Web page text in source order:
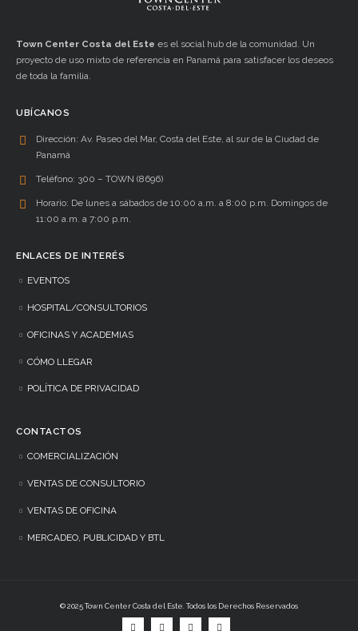
Town Center Costa del Este es el social hub de la comunidad. Un
proyecto de uso mixto de referencia en Panamá para satisfacer los deseos
de toda la familia.
UBÍCANOS
Dirección: Av. Paseo del Mar, Costa del Este, al sur de la Ciudad de
Panamá
Teléfono: 300 – TOWN (8696)
Horario: De lunes a sábados de 10:00 a.m. a 8:00 p.m. Domingos de
11:00 a.m. a 7:00 p.m.
ENLACES DE INTERÉS
EVENTOS
HOSPITAL/CONSULTORIOS
OFICINAS Y ACADEMIAS
CÓMO LLEGAR
POLÍTICA DE PRIVACIDAD
CONTACTOS
COMERCIALIZACIÓN
VENTAS DE CONSULTORIO
VENTAS DE OFICINA
MERCADEO, PUBLICIDAD Y BTL
© 2025 Town Center Costa del Este. Todos los Derechos Reservados